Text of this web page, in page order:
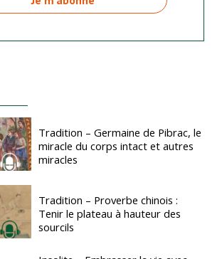
Tradition – Germaine de Pibrac, le
miracle du corps intact et autres
miracles
Tradition – Proverbe chinois :
Tenir le plateau à hauteur des
sourcils